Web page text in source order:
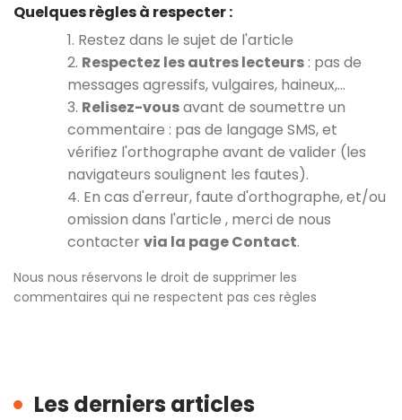
Quelques règles à respecter :
1. Restez dans le sujet de l'article
2. Respectez les autres lecteurs : pas de
messages agressifs, vulgaires, haineux,…
3. Relisez-vousavant de soumettre un
commentaire : pas de langage SMS, et
vérifiez l'orthographe avant de valider (les
navigateurs soulignent les fautes).
4. En cas d'erreur, faute d'orthographe, et/ou
omission dans l'article , merci de nous
contacter via la page Contact.
Nous nous réservons le droit de supprimer les
commentaires qui ne respectent pas ces règles
Les derniers articles